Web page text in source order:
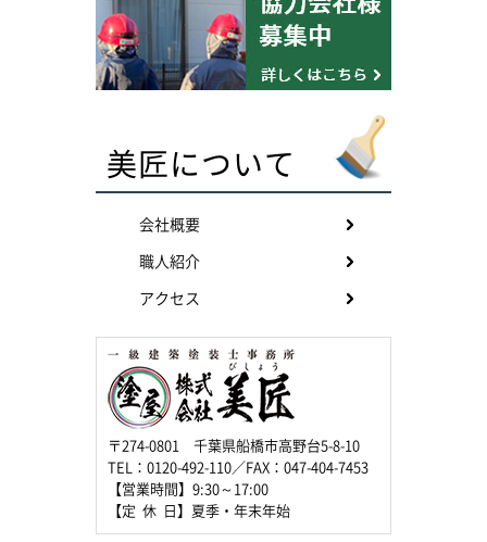
美匠について
会社概要
職人紹介
アクセス
〒274-0801 千葉県船橋市高野台5-8-10
TEL：0120-492-110／FAX：047-404-7453
【営業時間】9:30～17:00
【定 休 日】夏季・年末年始